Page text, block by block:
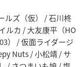
ルズ（仮） / 石川柊
ルカ / 大友康平（HO
） / 仮面ライダージ
Nuts / 小松靖 / サ